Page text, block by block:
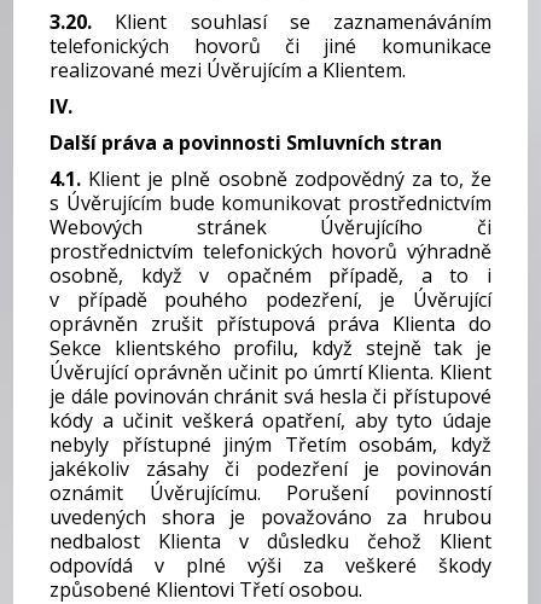
3.20. Klient souhlasí se zaznamenáváním
telefonických hovorů či jiné komunikace
realizované mezi Úvěrujícím a Klientem.
IV.
Další práva a povinnosti Smluvních stran
4.1. Klient je plně osobně zodpovědný za to, že
s Úvěrujícím bude komunikovat prostřednictvím
Webových stránek Úvěrujícího či
prostřednictvím telefonických hovorů výhradně
osobně, když v opačném případě, a to i
v případě pouhého podezření, je Úvěrující
oprávněn zrušit přístupová práva Klienta do
Sekce klientského profilu, když stejně tak je
Úvěrující oprávněn učinit po úmrtí Klienta. Klient
je dále povinován chránit svá hesla či přístupové
kódy a učinit veškerá opatření, aby tyto údaje
nebyly přístupné jiným Třetím osobám, když
jakékoliv zásahy či podezření je povinován
oznámit Úvěrujícímu. Porušení povinností
uvedených shora je považováno za hrubou
nedbalost Klienta v důsledku čehož Klient
odpovídá v plné výši za veškeré škody
způsobené Klientovi Třetí osobou.